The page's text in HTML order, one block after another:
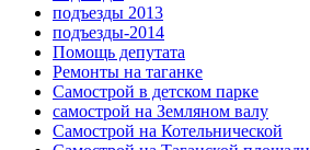
подъезды 2013
подъезды-2014
Помощь депутата
Ремонты на таганке
Самострой в детском парке
самострой на Земляном валу
Самострой на Котельнической